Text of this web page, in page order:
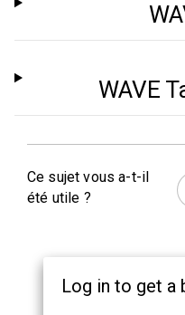
WAVE
Ce sujet vous a-t-il
été utile ?
Log in to get a